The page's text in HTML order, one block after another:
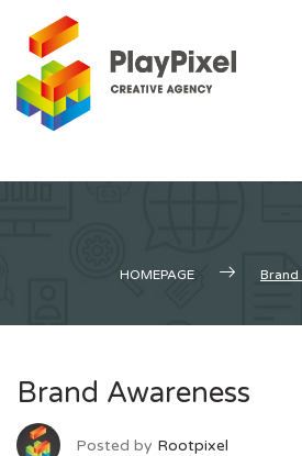
content
HOMEPAGE Brand
Brand Awareness
Posted by Rootpixel